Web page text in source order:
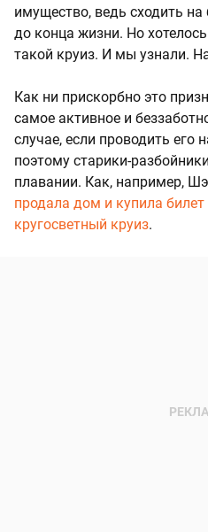
имущество, ведь сходить на
до конца жизни. Но
такой круиз. И мы узнали.
Как ни прискорбно это
самое активное и
случае, если проводить
поэтому старики-
плавании. Как, например,
продала дом и купила билет
кругосветный круиз.